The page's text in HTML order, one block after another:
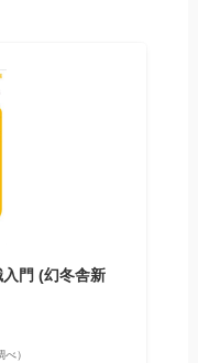
門 (幻冬舎新
）